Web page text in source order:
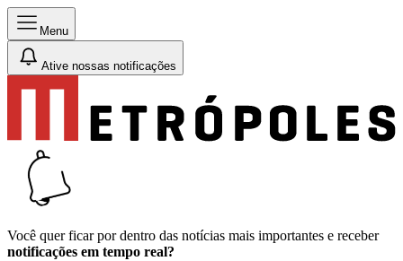
Menu
Ative nossas notificações
Você quer ficar por dentro das notícias mais importantes e receber
notificações em tempo real?